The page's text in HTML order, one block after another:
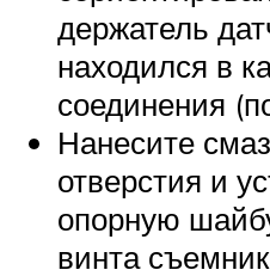
держатель
находился в
соединения
Нанесите
отверстия и
опорную
винта